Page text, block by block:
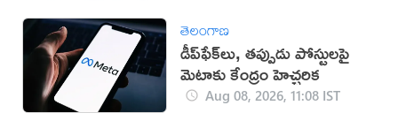
తెలంగాణ
డీప్‌ఫేక్‌లు, తప్పుడు పోస్టులపై
మెటాకు కేంద్రం హెచ్చరిక
Aug 08, 2026, 11:08 IST